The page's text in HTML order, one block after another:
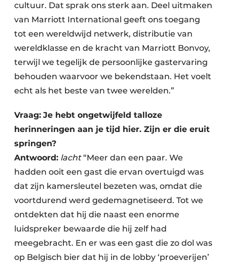
cultuur. Dat sprak ons sterk aan. Deel uitmaken
van Marriott International geeft ons toegang
tot een wereldwijd netwerk, distributie van
wereldklasse en de kracht van Marriott Bonvoy,
terwijl we tegelijk de persoonlijke gastervaring
behouden waarvoor we bekendstaan. Het voelt
echt als het beste van twee werelden.”
Vraag: Je hebt ongetwijfeld talloze
herinneringen aan je tijd hier. Zijn er die eruit
springen?
Antwoord: lacht“Meer dan een paar. We
hadden ooit een gast die ervan overtuigd was
dat zijn kamersleutel bezeten was, omdat die
voortdurend werd gedemagnetiseerd. Tot we
ontdekten dat hij die naast een enorme
luidspreker bewaarde die hij zelf had
meegebracht. En er was een gast die zo dol was
op Belgisch bier dat hij in de lobby ‘proeverijen’